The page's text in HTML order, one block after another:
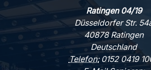
Ratingen 04/19
Düsseldorfer Str.
40878 Ratingen
Deutschland
Telefon:0152 0419